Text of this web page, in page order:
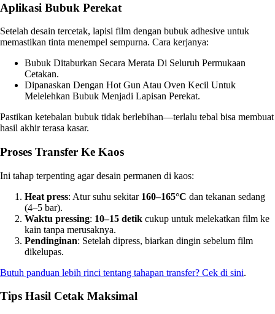
Aplikasi Bubuk Perekat
Setelah desain tercetak, lapisi film dengan bubuk adhesive untuk
memastikan tinta menempel sempurna. Cara kerjanya:
Bubuk Ditaburkan Secara Merata Di Seluruh Permukaan
Cetakan.
Dipanaskan Dengan Hot Gun Atau Oven Kecil Untuk
Melelehkan Bubuk Menjadi Lapisan Perekat.
Pastikan ketebalan bubuk tidak berlebihan—terlalu tebal bisa membuat
hasil akhir terasa kasar.
Proses Transfer Ke Kaos
Ini tahap terpenting agar desain permanen di kaos:
Heat press: Atur suhu sekitar 160–165°C dan tekanan sedang
(4–5 bar).
Waktu pressing: 10–15 detik cukup untuk melekatkan film ke
kain tanpa merusaknya.
Pendinginan: Setelah dipress, biarkan dingin sebelum film
dikelupas.
Butuh panduan lebih rinci tentang tahapan transfer? Cek di sini.
Tips Hasil Cetak Maksimal